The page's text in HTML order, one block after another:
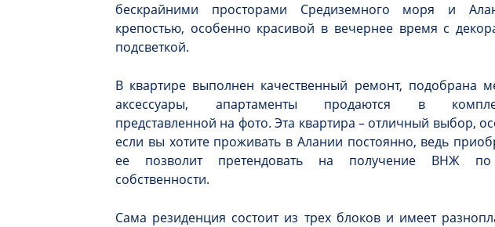
бескрайними просторами Средиземного моря и
крепостью, особенно красивой в вечернее время с
подсветкой.
В квартире выполнен качественный ремонт, подобрана
аксессуары, апартаменты продаются в
представленной на фото. Эта квартира – отличный выбор,
если вы хотите проживать в Алании постоянно, ведь
ее позволит претендовать на получение ВНЖ
собственности.
Сама резиденция состоит из трех блоков и имеет